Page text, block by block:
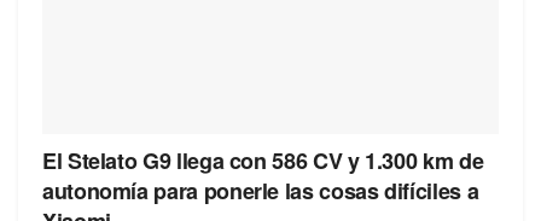
El Stelato G9 llega con 586 CV y 1.300 km de
autonomía para ponerle las cosas difíciles a